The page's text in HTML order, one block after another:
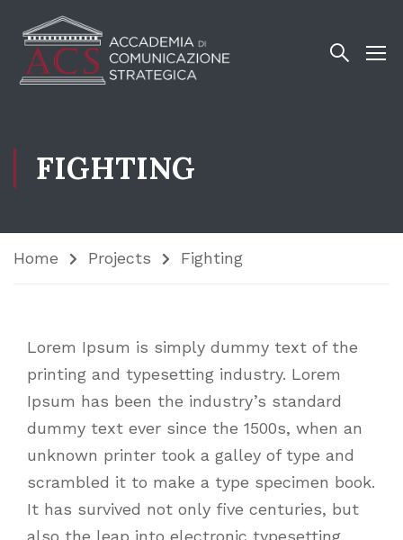
FIGHTING
Home Projects Fighting
Lorem Ipsum is simply dummy text of the
printing and typesetting industry. Lorem
Ipsum has been the industry’s standard
dummy text ever since the 1500s, when an
unknown printer took a galley of type and
scrambled it to make a type specimen book.
It has survived not only five centuries, but
also the leap into electronic typesetting,